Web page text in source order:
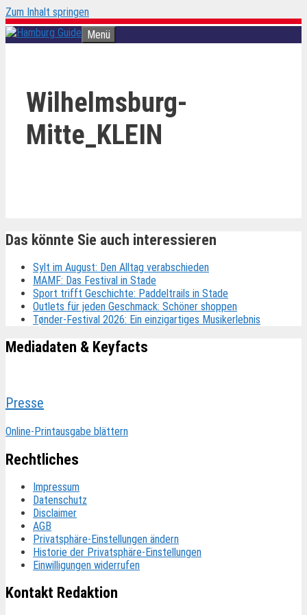
Zum Inhalt springen
Menü
Wilhelmsburg-
Mitte_KLEIN
Das könnte Sie auch interessieren
Sylt im August: Den Alltag verabschieden
MAMF: Das Festival in Stade
Sport trifft Geschichte: Paddeltrails in Stade
Outlets für jeden Geschmack: Schöner shoppen
Tønder-Festival 2026: Ein einzigartiges Musikerlebnis
Mediadaten & Keyfacts
Presse
Online-Printausgabe blättern
Rechtliches
Impressum
Datenschutz
Disclaimer
AGB
Privatsphäre-Einstellungen ändern
Historie der Privatsphäre-Einstellungen
Einwilligungen widerrufen
Kontakt Redaktion